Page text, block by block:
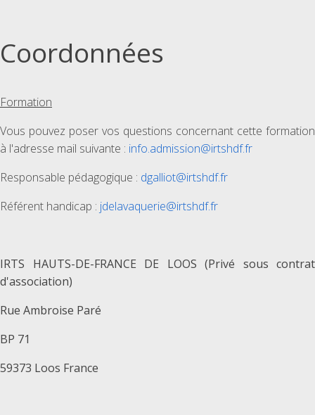
Coordonnées
Formation
Vous pouvez poser vos questions concernant cette formation
à l'adresse mail suivante : info.admission@irtshdf.fr
Responsable pédagogique : dgalliot@irtshdf.fr
Référent handicap : jdelavaquerie@irtshdf.fr
IRTS HAUTS-DE-FRANCE DE LOOS (Privé sous contrat
d'association)
Rue Ambroise Paré
BP 71
59373 Loos France